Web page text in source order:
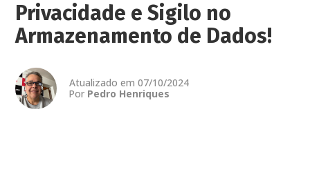
Privacidade e Sigilo no
Armazenamento de Dados!
Atualizado em 07/10/2024
Por Pedro Henriques